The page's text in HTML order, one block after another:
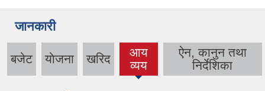
जानकारी
बजेट याेजना खरिद
आय
व्यय
(active
tab)
ऐन, कानुन तथा
निर्देशिका